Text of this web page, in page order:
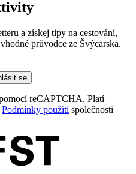
a získej tipy na cestování,
průvodce ze Švýcarska.
se
reCAPTCHA. Platí
Podmínky použitíspolečnosti